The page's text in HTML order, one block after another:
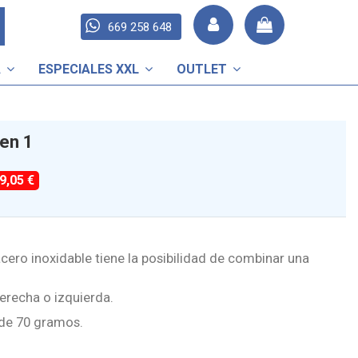
669 258 648
ESPECIALES XXL OUTLET
1
€
inoxidable tiene la posibilidad de combinar una
o izquierda.
70 gramos.